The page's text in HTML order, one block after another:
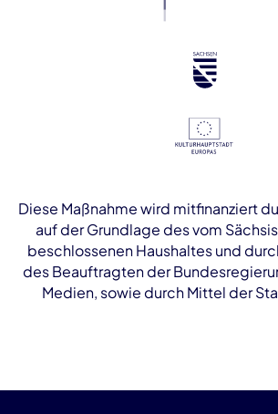
Diese Maßnahme wird mitfinanziert
auf der Grundlage des vom
beschlossenen Haushaltes und
des Beauftragten der
Medien, sowie durch Mittel der